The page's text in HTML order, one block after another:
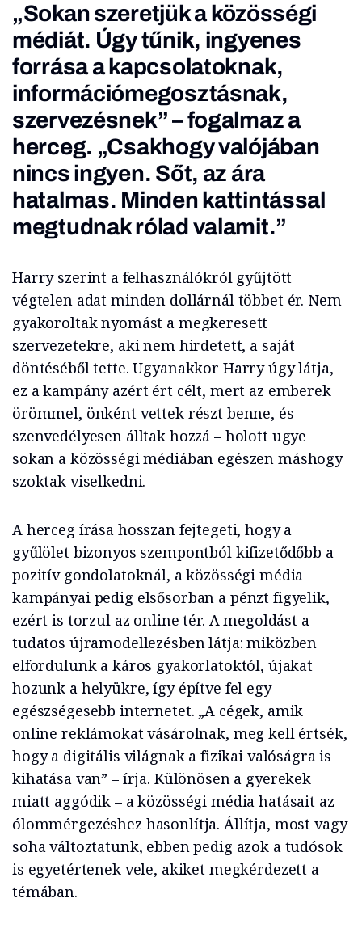
„Sokan szeretjük a közösségi
médiát. Úgy tűnik, ingyenes
forrása a kapcsolatoknak,
információmegosztásnak,
szervezésnek” – fogalmaz a
herceg. „Csakhogy valójában
nincs ingyen. Sőt, az ára
hatalmas. Minden kattintással
megtudnak rólad valamit.”
Harry szerint a felhasználókról gyűjtött
végtelen adat minden dollárnál többet ér. Nem
gyakoroltak nyomást a megkeresett
szervezetekre, aki nem hirdetett, a saját
döntéséből tette. Ugyanakkor Harry úgy látja,
ez a kampány azért ért célt, mert az emberek
örömmel, önként vettek részt benne, és
szenvedélyesen álltak hozzá – holott ugye
sokan a közösségi médiában egészen máshogy
szoktak viselkedni.
A herceg írása hosszan fejtegeti, hogy a
gyűlölet bizonyos szempontból kifizetődőbb a
pozitív gondolatoknál, a közösségi média
kampányai pedig elsősorban a pénzt figyelik,
ezért is torzul az online tér. A megoldást a
tudatos újramodellezésben látja: miközben
elfordulunk a káros gyakorlatoktól, újakat
hozunk a helyükre, így építve fel egy
egészségesebb internetet. „A cégek, amik
online reklámokat vásárolnak, meg kell értsék,
hogy a digitális világnak a fizikai valóságra is
kihatása van” – írja. Különösen a gyerekek
miatt aggódik – a közösségi média hatásait az
ólommérgezéshez hasonlítja. Állítja, most vagy
soha változtatunk, ebben pedig azok a tudósok
is egyetértenek vele, akiket megkérdezett a
témában.